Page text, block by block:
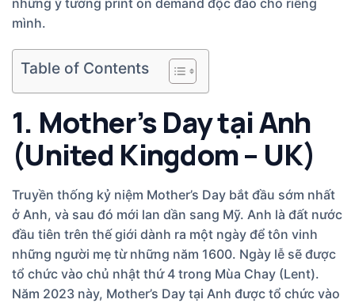
mình.
Table of Contents
1. Mother’s Day tại Anh
(United Kingdom – UK)
Truyền thống kỷ niệm Mother’s Day bắt đầu sớm nhất
ở Anh, và sau đó mới lan dần sang Mỹ. Anh là đất nước
đầu tiên trên thế giới dành ra một ngày để tôn vinh
những người mẹ từ những năm 1600. Ngày lễ sẽ được
tổ chức vào chủ nhật thứ 4 trong Mùa Chay (Lent).
Năm 2023 này, Mother’s Day tại Anh được tổ chức vào